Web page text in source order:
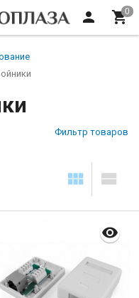
Фильтр товаров